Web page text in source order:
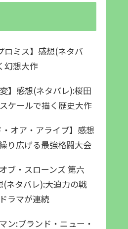
ロミス】感想(ネタバ
幻想大作
】感想(ネタバレ):桜田
ケールで描く歴史大作
オア・アライブ】感想
り広げる最強格闘大会
ブ・スローンズ 第六
(ネタバレ):大迫力の戦
ラマが連続
ン:ブランド・ニュー・